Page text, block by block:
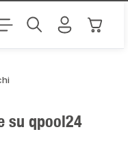
Il
su qpool24